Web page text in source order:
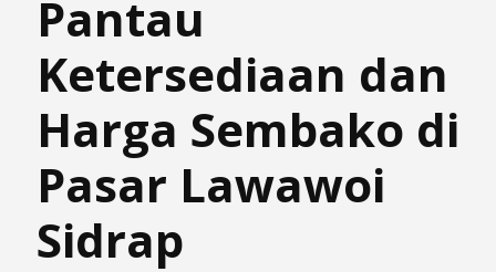
Pantau
Ketersediaan dan
Harga Sembako di
Pasar Lawawoi
Sidrap